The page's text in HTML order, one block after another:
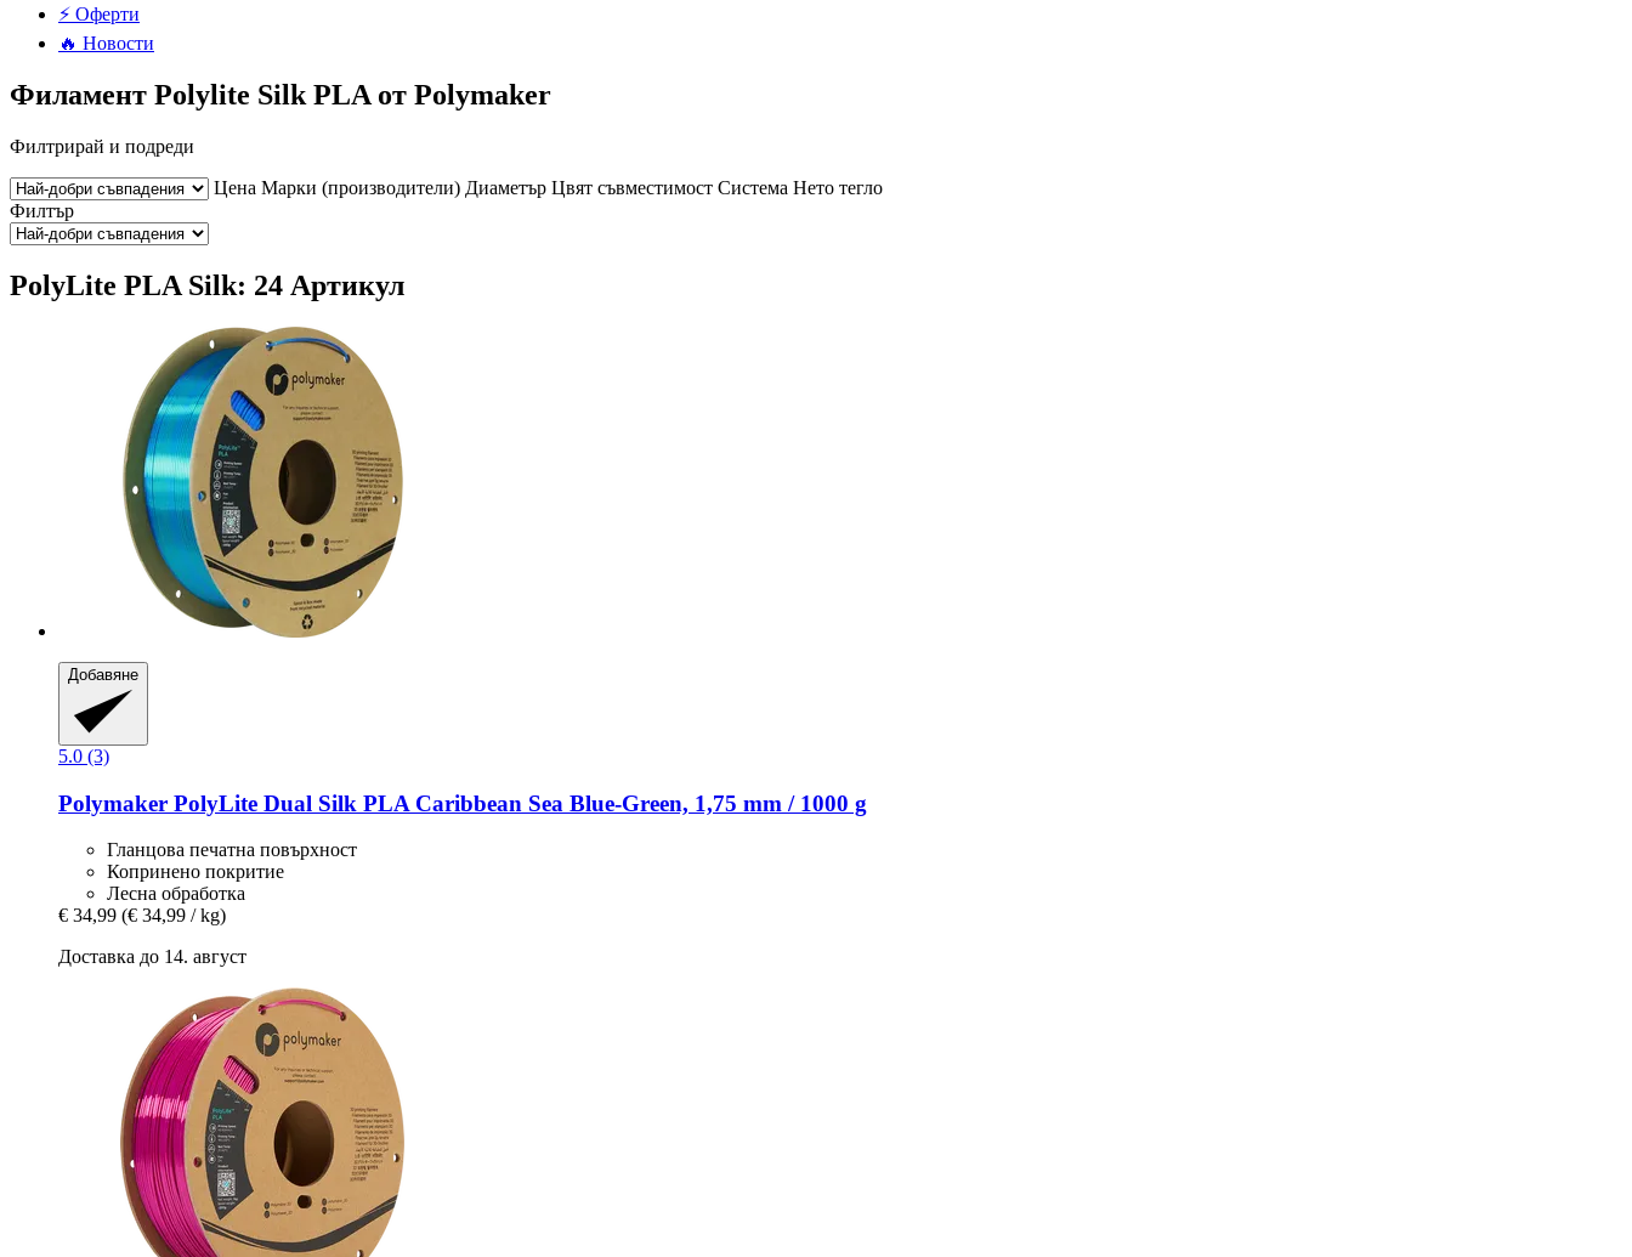
⚡ Оферти
🔥 Новости
Филамент Polylite Silk PLA от Polymaker
Филтрирай и подреди
Цена Марки (производители) Диаметър Цвят съвместимост Система Нето тегло
Филтър
PolyLite PLA Silk: 24 Артикул
Добавяне
5.0 (3)
Polymaker PolyLite Dual Silk PLA Caribbean Sea Blue-​Green, 1,75 mm / 1000 g
Гланцова печатна повърхност
Копринено покритие
Лесна обработка
€ 34,99 (€ 34,99 / kg)
Доставка до 14. август